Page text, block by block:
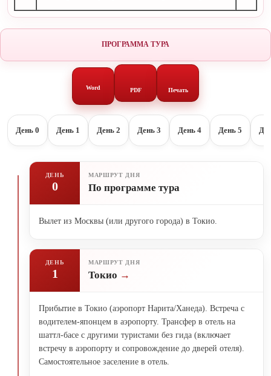
ПРОГРАММА ТУРА
Word PDF Печать
День 0 День 1 День 2 День 3 День 4 День 5
ДЕНЬ
0
МАРШРУТ ДНЯ
По программе тура
Вылет из Москвы (или другого города) в Токио.
ДЕНЬ
1
МАРШРУТ ДНЯ
Токио
Прибытие в Токио (аэропорт Нарита/Ханеда). Встреча с
водителем-японцем в аэропорту. Трансфер в отель на
шаттл-басе с другими туристами без гида (включает
встречу в аэропорту и сопровождение до дверей отеля).
Самостоятельное заселение в отель.